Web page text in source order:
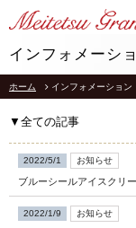
TOP トップ
STAY 宿泊
インフォメーシ
ホーム インフォメーション
▼全ての記事
2022/5/1 お知らせ
ブルーシールアイスクリ
2022/1/9 お知らせ